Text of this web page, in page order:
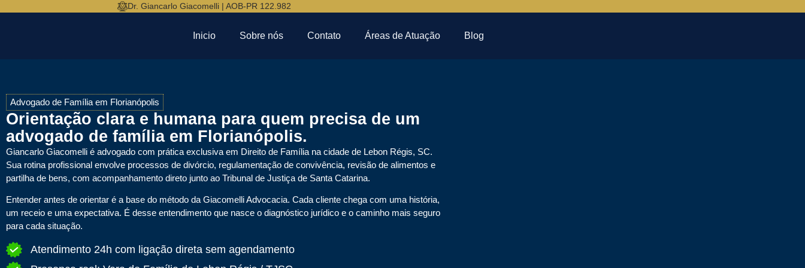
Dr. Giancarlo Giacomelli | AOB-PR 122.982
Inicio Sobre nós Contato Áreas de Atuação Blog
Advogado de Família em Florianópolis
Orientação clara e humana para quem precisa de um
advogado de família em Florianópolis.
Giancarlo Giacomelli é advogado com prática exclusiva em Direito de Família na cidade de Lebon Régis, SC.
Sua rotina profissional envolve processos de divórcio, regulamentação de convivência, revisão de alimentos e
partilha de bens, com acompanhamento direto junto ao Tribunal de Justiça de Santa Catarina.
Entender antes de orientar é a base do método da Giacomelli Advocacia. Cada cliente chega com uma história,
um receio e uma expectativa. É desse entendimento que nasce o diagnóstico jurídico e o caminho mais seguro
para cada situação.
Atendimento 24h com ligação direta sem agendamento